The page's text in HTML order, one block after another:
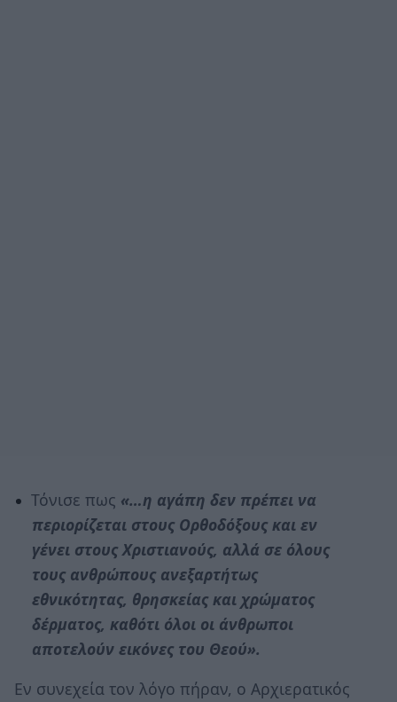
Τόνισε πως «…η αγάπη δεν πρέπει να
περιορίζεται στους Ορθοδόξους και εν
γένει στους Χριστιανούς, αλλά σε όλους
τους ανθρώπους ανεξαρτήτως
εθνικότητας, θρησκείας και χρώματος
δέρματος, καθότι όλοι οι άνθρωποι
αποτελούν εικόνες του Θεού».
Εν συνεχεία τον λόγο πήραν, ο Αρχιερατικός